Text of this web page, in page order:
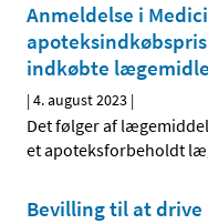
Anmeldelse i
indkøbte
|4. august 2023 |
Det følger af
et apoteksforbeholdt
Bevilling til at